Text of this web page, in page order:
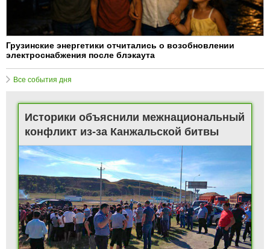
Грузинские энергетики отчитались о возобновлении
электроснабжения после блэкаута
Все события дня
Историки объяснили межнациональный
конфликт из-за Канжальской битвы